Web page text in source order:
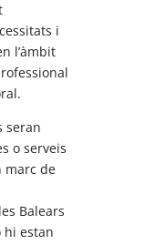
i
l’àmbit
seran
o serveis
marc de
Balears
hi estan